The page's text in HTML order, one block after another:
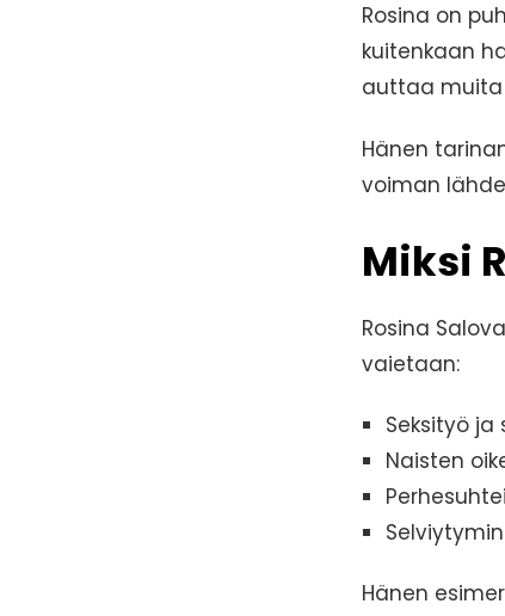
Rosina on
kuitenkaan
auttaa
Hänen
voiman
Miksi
Rosina
vaietaan:
Seksityö ja
Naisten
Hänen